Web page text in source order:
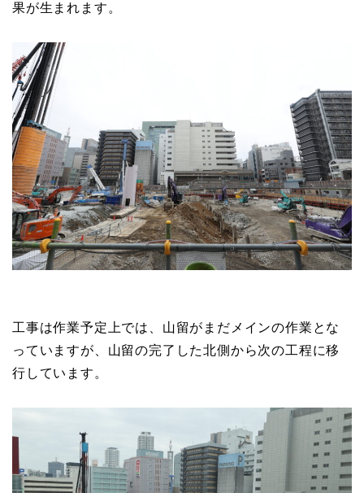
果が生まれます。
工事は作業予定上では、山留がまだメインの作業とな
っていますが、山留の完了した北側から次の工程に移
行しています。